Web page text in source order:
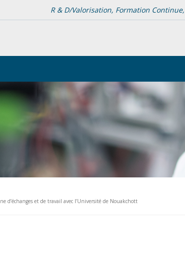
R & D/Valorisation, Formation
d’échanges et de travail avec l’Université de Nouakchott